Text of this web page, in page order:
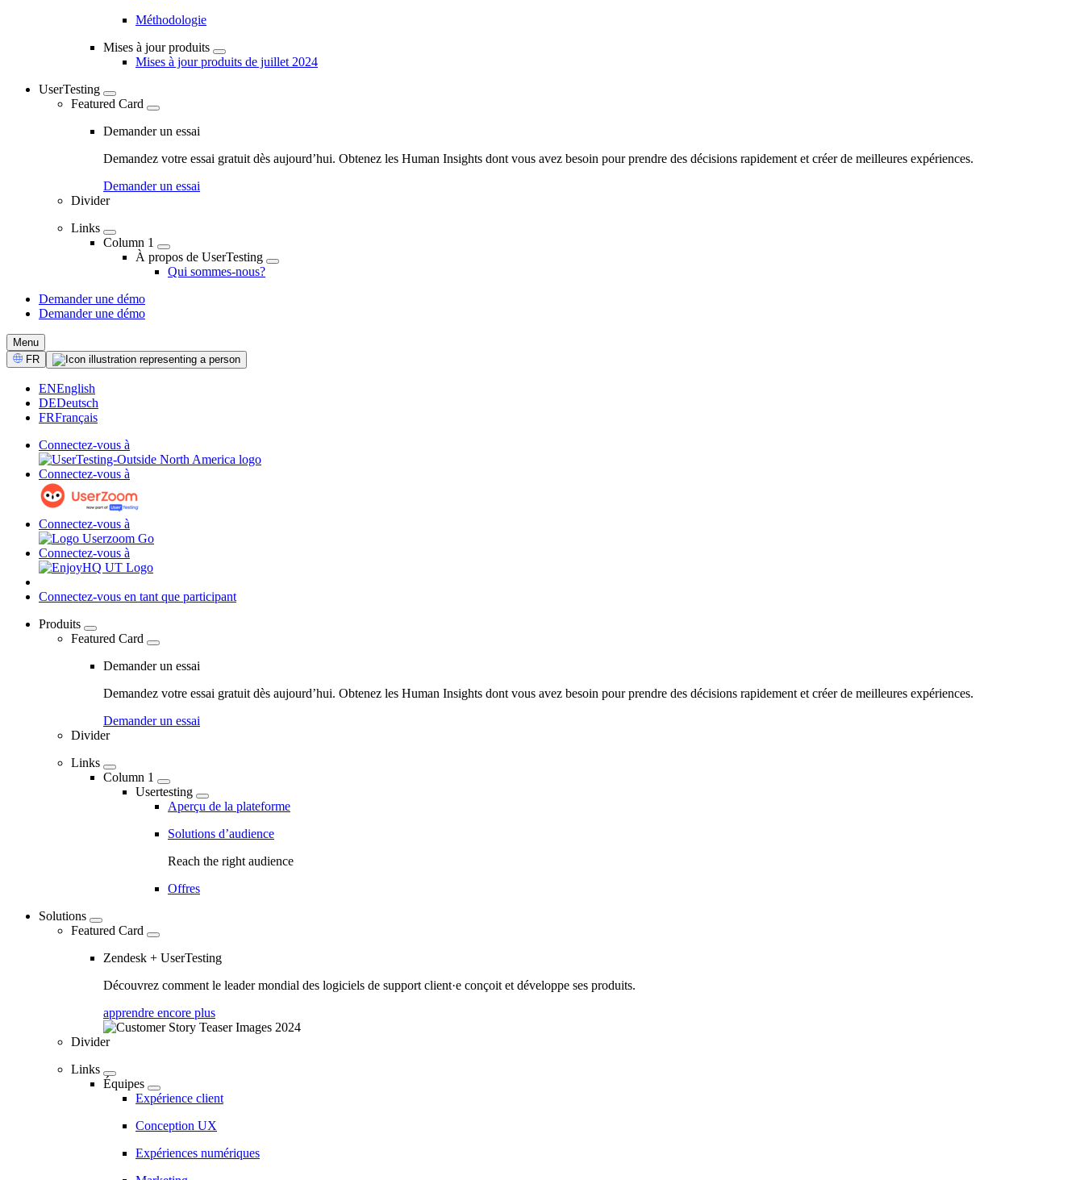
Méthodologie
Mises à jour produits
Mises à jour produits de juillet 2024
UserTesting
Featured Card
Demander un essai
Demandez votre essai gratuit dès aujourd’hui. Obtenez les Human Insights dont vous avez besoin pour prendre des décisions rapidement et créer de meilleures expériences.
Demander un essai
Divider
Links
Column 1
À propos de UserTesting
Qui sommes-nous?
CTA
Demander une démo
Demander une démo
Menu
Select
Language
FR
ENEnglish
DEDeutsch
FRFrançais
Connectez-vous à
Connectez-vous à
Connectez-vous à
Connectez-vous à
Connectez-vous en tant que participant
navigation
Produits
Featured Card
Demander un essai
Demandez votre essai gratuit dès aujourd’hui. Obtenez les Human Insights dont vous avez besoin pour prendre des décisions rapidement et créer de meilleures expériences.
Demander un essai
Divider
Links
Column 1
Usertesting
Aperçu de la plateforme
Solutions d’audience
Reach the right audience
Offres
Solutions
Featured Card
Zendesk + UserTesting
Découvrez comment le leader mondial des logiciels de support client·e conçoit et développe ses produits.
apprendre encore plus
Divider
Links
Équipes
Expérience client
Conception UX
Expériences numériques